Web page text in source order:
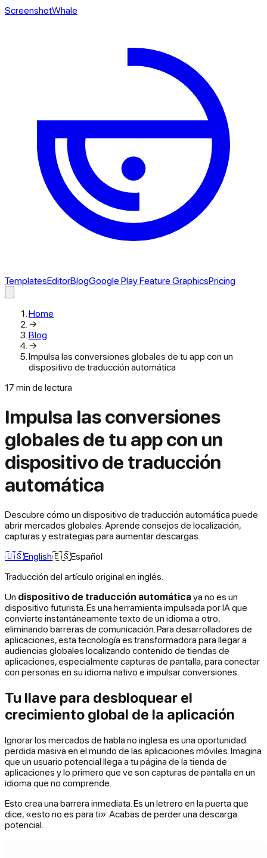
ScreenshotWhale
TemplatesEditorBlogGoogle Play Feature GraphicsPricing
Home
→
Blog
→
Impulsa las conversiones globales de tu app con un
dispositivo de traducción automática
17 min de lectura
Impulsa las conversiones
globales de tu app con un
dispositivo de traducción
automática
Descubre cómo un dispositivo de traducción automática puede
abrir mercados globales. Aprende consejos de localización,
capturas y estrategias para aumentar descargas.
🇺🇸English🇪🇸Español
Traducción del artículo original en inglés.
Un dispositivo de traducción automáticaya no es un
dispositivo futurista. Es una herramienta impulsada por IA que
convierte instantáneamente texto de un idioma a otro,
eliminando barreras de comunicación. Para desarrolladores de
aplicaciones, esta tecnología es transformadora para llegar a
audiencias globales localizando contenido de tiendas de
aplicaciones, especialmente capturas de pantalla, para conectar
con personas en su idioma nativo e impulsar conversiones.
Tu llave para desbloquear el
crecimiento global de la aplicación
Ignorar los mercados de habla no inglesa es una oportunidad
perdida masiva en el mundo de las aplicaciones móviles. Imagina
que un usuario potencial llega a tu página de la tienda de
aplicaciones y lo primero que ve son capturas de pantalla en un
idioma que no comprende.
Esto crea una barrera inmediata. Es un letrero en la puerta que
dice, «esto no es para ti». Acabas de perder una descarga
potencial.